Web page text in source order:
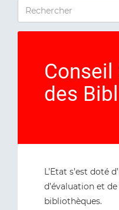
RECHERCHER
des
L’Etat s’est doté
d’évaluation et
bibliothèques.